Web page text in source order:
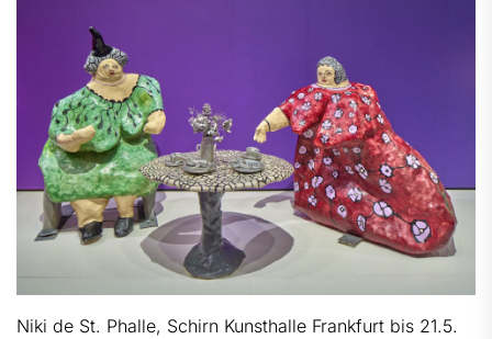
Niki de St. Phalle, Schirn Kunsthalle Frankfurt bis 21.5.